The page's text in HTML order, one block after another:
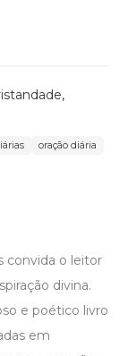
,
oração diária
convida o leitor
divina.
e poético livro
em